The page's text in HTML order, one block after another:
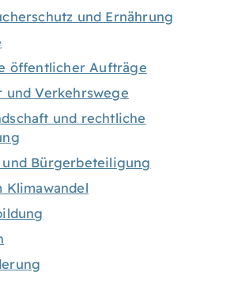
und Ernährung
öffentlicher Aufträge
und Verkehrswege
und rechtliche
und Bürgerbeteiligung
Klimawandel